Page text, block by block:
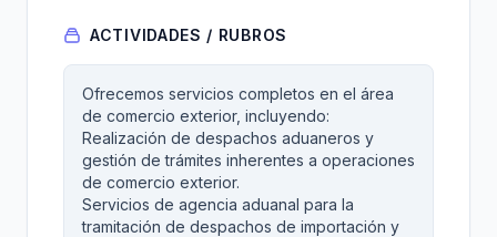
ACTIVIDADES / RUBROS
Ofrecemos servicios completos en el área
de comercio exterior, incluyendo:
Realización de despachos aduaneros y
gestión de trámites inherentes a operaciones
de comercio exterior.
Servicios de agencia aduanal para la
tramitación de despachos de importación y